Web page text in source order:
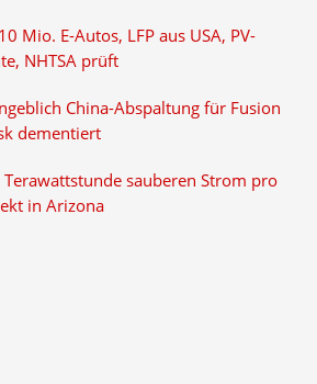
Mio. E-Autos, LFP aus USA, PV-
NHTSA prüft
China-Abspaltung für Fusion
dementiert
sauberen Strom pro
in Arizona